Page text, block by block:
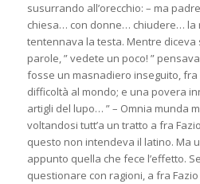
susurrando all’orecchio: – ma
chiesa… con donne… chiudere… la
tentennava la testa. Mentre
parole, ” vedete un poco! ”
fosse un masnadiero inseguito,
difficoltà al mondo; e una povera
artigli del lupo… ” – Omnia munda
voltandosi tutt’a un tratto a fra
questo non intendeva il latino. Ma
appunto quella che fece l’effetto.
questionare con ragioni, a fra